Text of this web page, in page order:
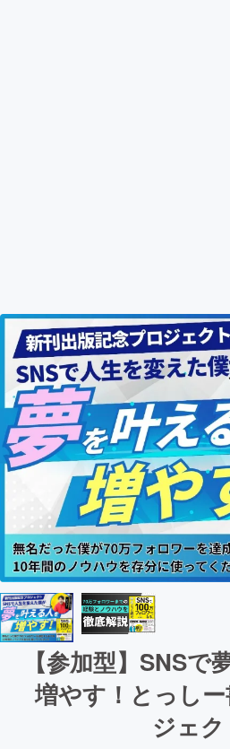
【参加型】SNSで
増やす！とっし
ジェク